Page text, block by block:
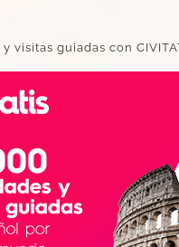
visitas guiadas con